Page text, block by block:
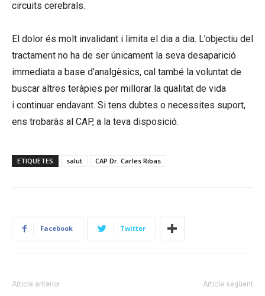
circuits cerebrals.
El dolor és molt invalidant i limita el dia a dia. L’objectiu del
tractament no ha de ser únicament la seva desaparició
immediata a base d’analgèsics, cal també la voluntat de
buscar altres teràpies per millorar la qualitat de vida
i continuar endavant. Si tens dubtes o necessites suport,
ens trobaràs al CAP, a la teva disposició.
ETIQUETES salut CAP Dr. Carles Ribas
Facebook Twitter
Article anterior Article següent